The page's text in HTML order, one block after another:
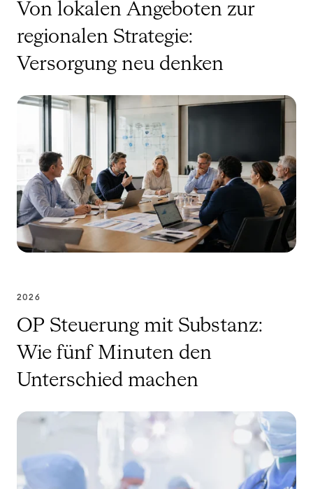
Von lokalen Angeboten zur
regionalen Strategie:
Versorgung neu denken
2026
OP Steuerung mit Substanz:
Wie fünf Minuten den
Unterschied machen